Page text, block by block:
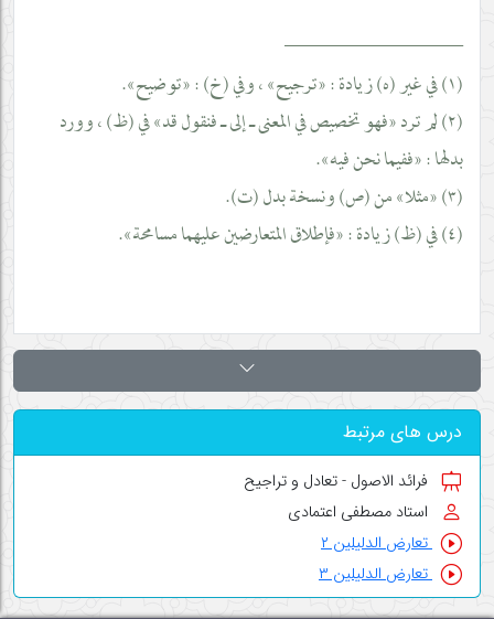
__________________
(١) في غير (ه) زيادة : «ترجيح» ، وفي (خ) : «توضيح».
(٢) لم ترد «فهو تخصيص في المعنى ـ إلى ـ فنقول قد» في (ظ) ، وورد
بدلها : «ففيما نحن فيه».
(٣) «مثلا» من (ص) ونسخة بدل (ت).
(٤) في (ظ) زيادة : «فإطلاق المتعارضين عليهما مسامحة».
درس های مرتبط
فرائد الاصول - تعادل و تراجیح
استاد مصطفی اعتمادی
تعارض الدلیلین ۲
تعارض الدلیلین ۳